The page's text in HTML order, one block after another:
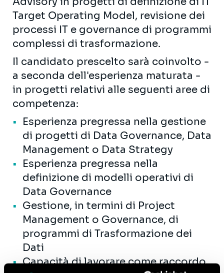
Target Operating Model, revisione dei
processi IT e governance di programmi
complessi di trasformazione.
Il candidato prescelto sarà coinvolto -
a seconda dell'esperienza maturata -
in progetti relativi alle seguenti aree di
competenza:
Esperienza pregressa nella gestione
di progetti di Data Governance, Data
Management o Data Strategy
Esperienza pregressa nella
definizione di modelli operativi di
Data Governance
Gestione, in termini di Project
Management o Governance, di
programmi di Trasformazione dei
Dati
Capacità di lavorare come raccordo